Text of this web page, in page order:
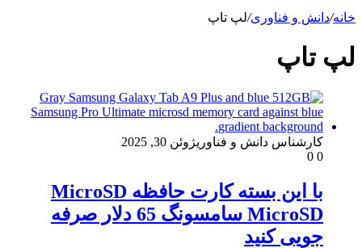
خانه/دانش و فناوری/لپ تاپ
لپ تاپ
کارشناس دانش و فناوریژوئن 30, 2025
0
با این بسته کارت حافظه MicroSD
MicroSD سامسونگ 65 دلار صرفه
جویی کنید